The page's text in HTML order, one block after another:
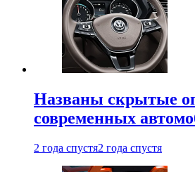
Названы скрытые
современных
2 года спустя2 года спустя